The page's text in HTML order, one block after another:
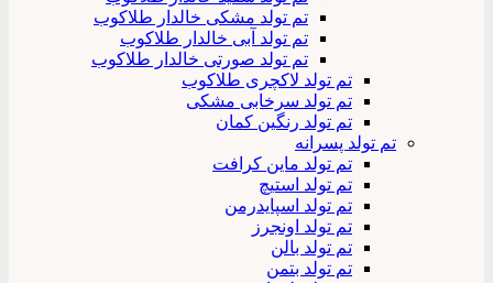
تم تولد مشکی خالدار طلاکوب
تم تولد آبی خالدار طلاکوب
تم تولد صورتی خالدار طلاکوب
تم تولد لاکچری طلاکوب
تم تولد سرخابی مشکی
تم تولد رنگین کمان
تم تولد پسرانه
تم تولد ماین کرافت
تم تولد استیچ
تم تولد اسپایدرمن
تم تولد اونجرز
تم تولد بالن
تم تولد بتمن